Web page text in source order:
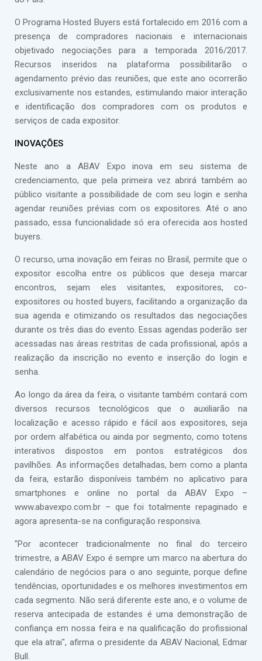
O Programa Hosted Buyers está fortalecido em 2016 com a
presença de compradores nacionais e internacionais
objetivado negociações para a temporada 2016/2017.
Recursos inseridos na plataforma possibilitarão o
agendamento prévio das reuniões, que este ano ocorrerão
exclusivamente nos estandes, estimulando maior interação
e identificação dos compradores com os produtos e
serviços de cada expositor.
INOVAÇÕES
Neste ano a ABAV Expo inova em seu sistema de
credenciamento, que pela primeira vez abrirá também ao
público visitante a possibilidade de com seu login e senha
agendar reuniões prévias com os expositores. Até o ano
passado, essa funcionalidade só era oferecida aos hosted
buyers.
O recurso, uma inovação em feiras no Brasil, permite que o
expositor escolha entre os públicos que deseja marcar
encontros, sejam eles visitantes, expositores, co-
expositores ou hosted buyers, facilitando a organização da
sua agenda e otimizando os resultados das negociações
durante os três dias do evento. Essas agendas poderão ser
acessadas nas áreas restritas de cada profissional, após a
realização da inscrição no evento e inserção do login e
senha.
Ao longo da área da feira, o visitante também contará com
diversos recursos tecnológicos que o auxiliarão na
localização e acesso rápido e fácil aos expositores, seja
por ordem alfabética ou ainda por segmento, como totens
interativos dispostos em pontos estratégicos dos
pavilhões. As informações detalhadas, bem como a planta
da feira, estarão disponíveis também no aplicativo para
smartphones e online no portal da ABAV Expo –
www.abavexpo.com.br – que foi totalmente repaginado e
agora apresenta-se na configuração responsiva.
"Por acontecer tradicionalmente no final do terceiro
trimestre, a ABAV Expo é sempre um marco na abertura do
calendário de negócios para o ano seguinte, porque define
tendências, oportunidades e os melhores investimentos em
cada segmento. Não será diferente este ano, e o volume de
reserva antecipada de estandes é uma demonstração de
confiança em nossa feira e na qualificação do profissional
que ela atrai", afirma o presidente da ABAV Nacional, Edmar
Bull.